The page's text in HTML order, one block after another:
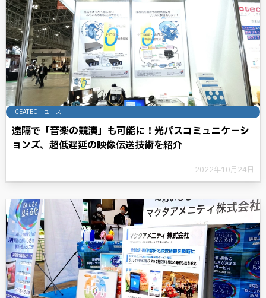
CEATECニュース
遠隔で「音楽の競演」も可能に！光パスコミュニケーシ
ョンズ、超低遅延の映像伝送技術を紹介
2022年10月24日